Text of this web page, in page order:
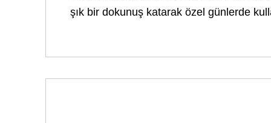
şık bir dokunuş katarak özel günlerde